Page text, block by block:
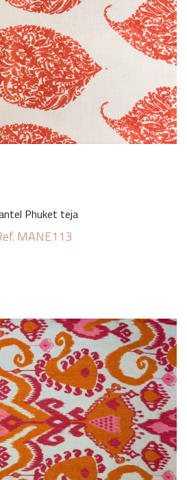
Phuket teja
MANE113